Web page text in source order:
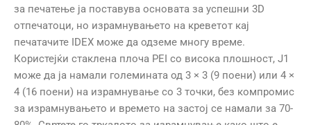
за печатење ја поставува основата за успешни 3D
отпечатоци, но израмнувањето на креветот кај
печатачите IDEX може да одземе многу време.
Користејќи стаклена плоча PEI со висока плошност, J1
може да ја намали големината од 3 × 3 (9 поени) или 4 ×
4 (16 поени) на израмнување со 3 точки, без компромис
за израмнувањето и времето на застој се намали за 70-